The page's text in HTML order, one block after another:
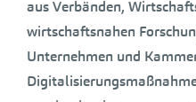
aus Verbänden,
wirtschaftsnahen
Unternehmen und